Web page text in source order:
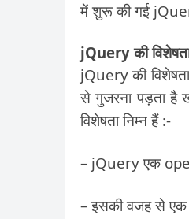
में शुरू की गई
jQuery की
jQuery की
से गुजरना पड़ता है
विशेषता निम्न हैं :-
– jQuery एक
– इसकी वजह से एक